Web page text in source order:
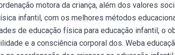
motora da criança, além dos valores
infantil, com os melhores métodos
de educação física para educação infantil, o
e a consciência corporal dos. Weba